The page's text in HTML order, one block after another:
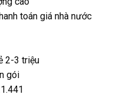
toán giá nhà nước
2-3 triệu
gói